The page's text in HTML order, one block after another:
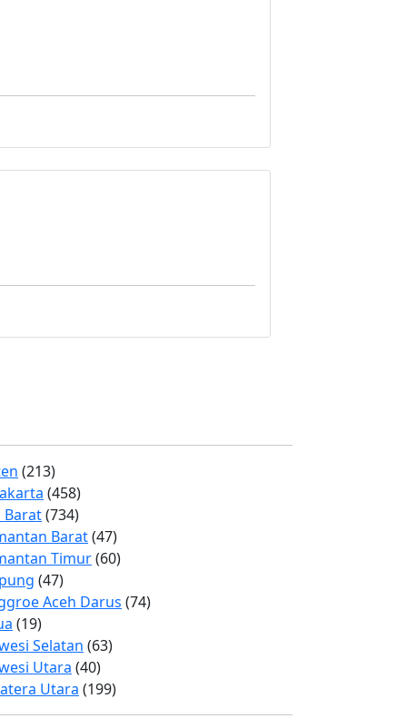
(213)
(458)
Barat(734)
Barat(47)
Timur(60)
(47)
Aceh Darus (74)
(19)
Selatan (63)
Utara (40)
Utara (199)